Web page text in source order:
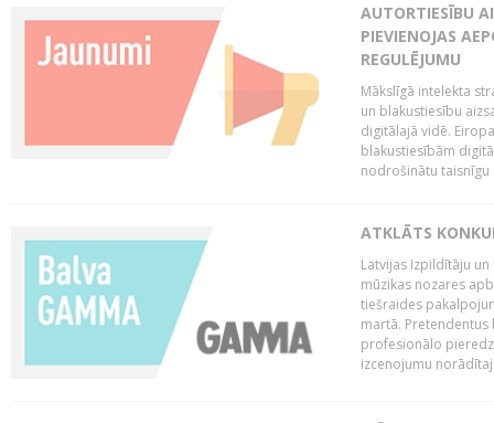
AUTORTIESĪBU
PIEVIENOJAS
REGULĒJUMU
Mākslīgā intelekta
un blakustiesību
digitālajā vidē.
blakustiesībām
nodrošinātu taisnīgu
ATKLĀTS
Latvijas Izpildītāju
mūzikas nozares
tiešraides
martā. Pretendentus
profesionālo
izcenojumu